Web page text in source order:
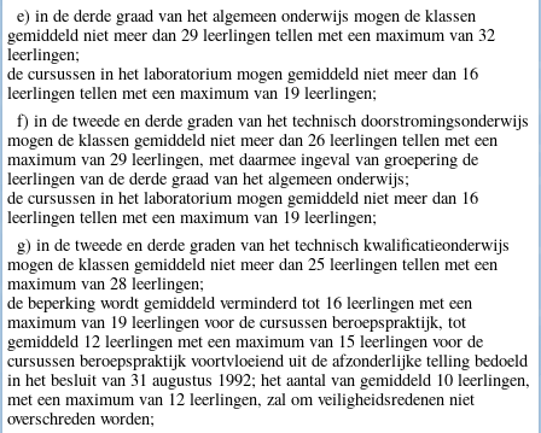
e) in de derde graad van het algemeen onderwijs mogen de klassen
gemiddeld niet meer dan 29 leerlingen tellen met een maximum van 32
leerlingen;
de cursussen in het laboratorium mogen gemiddeld niet meer dan 16
leerlingen tellen met een maximum van 19 leerlingen;
f) in de tweede en derde graden van het technisch doorstromingsonderwijs
mogen de klassen gemiddeld niet meer dan 26 leerlingen tellen met een
maximum van 29 leerlingen, met daarmee ingeval van groepering de
leerlingen van de derde graad van het algemeen onderwijs;
de cursussen in het laboratorium mogen gemiddeld niet meer dan 16
leerlingen tellen met een maximum van 19 leerlingen;
g) in de tweede en derde graden van het technisch kwalificatieonderwijs
mogen de klassen gemiddeld niet meer dan 25 leerlingen tellen met een
maximum van 28 leerlingen;
de beperking wordt gemiddeld verminderd tot 16 leerlingen met een
maximum van 19 leerlingen voor de cursussen beroepspraktijk, tot
gemiddeld 12 leerlingen met een maximum van 15 leerlingen voor de
cursussen beroepspraktijk voortvloeiend uit de afzonderlijke telling bedoeld
in het besluit van 31 augustus 1992; het aantal van gemiddeld 10 leerlingen,
met een maximum van 12 leerlingen, zal om veiligheidsredenen niet
overschreden worden;